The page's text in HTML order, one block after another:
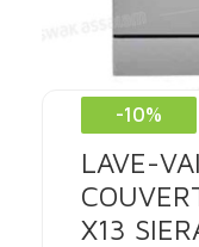
-10%
LAVE-
X13